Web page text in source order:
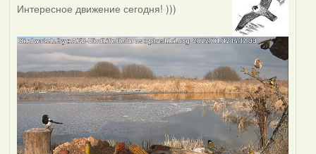
Интересное движение сегодня! )))